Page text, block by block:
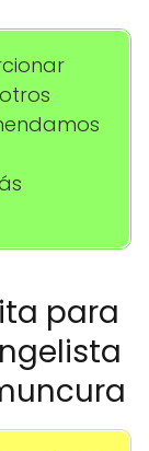
para